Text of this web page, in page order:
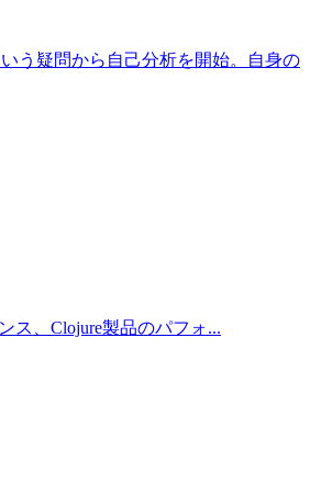
う疑問から自己分析を開始。自身の
ス、Clojure製品のパフォ...